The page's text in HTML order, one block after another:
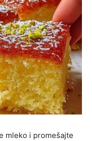
mleko i promešajte